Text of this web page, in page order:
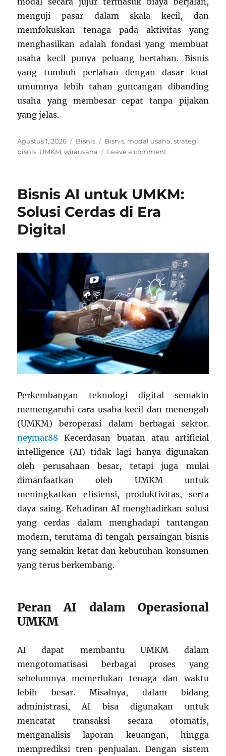
menguji pasar dalam skala kecil, dan
memfokuskan tenaga pada aktivitas yang
menghasilkan adalah fondasi yang membuat
usaha kecil punya peluang bertahan. Bisnis
yang tumbuh perlahan dengan dasar kuat
umumnya lebih tahan guncangan dibanding
usaha yang membesar cepat tanpa pijakan
yang jelas.
Posted
on
Agustus 1, 2026 Categories
Bisnis Tags
Bisnis, modal usaha,strategi
bisnis, UMKM,wirausaha Leave a commenton
Modal
Realistis
Bisnis AI untuk UMKM:
Solusi Cerdas di Era
Digital
Perkembangan teknologi digital semakin
memengaruhi cara usaha kecil dan menengah
(UMKM) beroperasi dalam berbagai sektor.
neymar88 Kecerdasan buatan atau artificial
intelligence (AI) tidak lagi hanya digunakan
oleh perusahaan besar, tetapi juga mulai
dimanfaatkan oleh UMKM untuk
meningkatkan efisiensi, produktivitas, serta
daya saing. Kehadiran AI menghadirkan solusi
yang cerdas dalam menghadapi tantangan
modern, terutama di tengah persaingan bisnis
yang semakin ketat dan kebutuhan konsumen
yang terus berkembang.
Peran AI dalam Operasional
UMKM
AI dapat membantu UMKM dalam
mengotomatisasi berbagai proses yang
sebelumnya memerlukan tenaga dan waktu
lebih besar. Misalnya, dalam bidang
administrasi, AI bisa digunakan untuk
mencatat transaksi secara otomatis,
menganalisis laporan keuangan, hingga
memprediksi tren penjualan. Dengan sistem